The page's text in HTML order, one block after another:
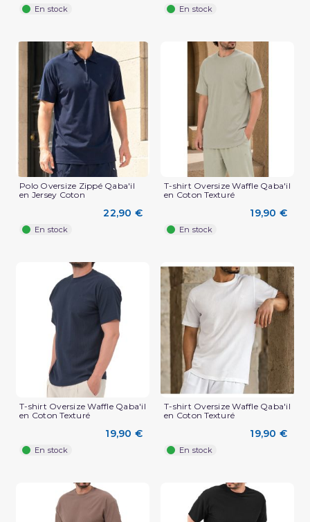
(3 avis)
(3 avis)
En stock En stock
Polo Oversize Zippé Qaba'il
en Jersey Coton
22,90 €
En stock
T-shirt Oversize Waffle Qaba'il
en Coton Texturé
19,90 €
En stock
T-shirt Oversize Waffle Qaba'il
en Coton Texturé
19,90 €
En stock
T-shirt Oversize Waffle Qaba'il
en Coton Texturé
19,90 €
En stock